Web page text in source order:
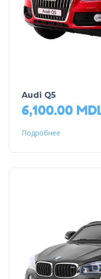
Audi Q5
6,100.00
Подробнее